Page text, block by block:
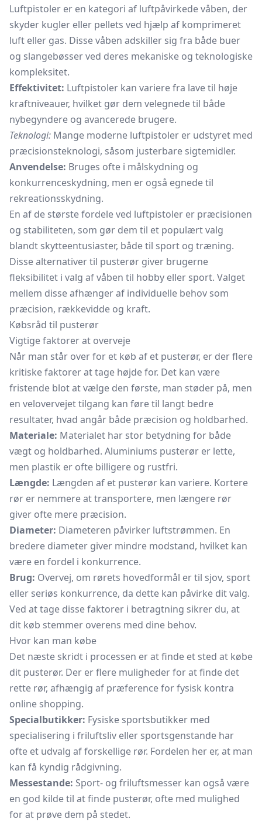
Luftpistoler er en kategori af luftpåvirkede våben, der
skyder kugler eller pellets ved hjælp af komprimeret
luft eller gas. Disse våben adskiller sig fra både buer
og slangebøsser ved deres mekaniske og teknologiske
kompleksitet.
Effektivitet: Luftpistoler kan variere fra lave til høje
kraftniveauer, hvilket gør dem velegnede til både
nybegyndere og avancerede brugere.
Teknologi: Mange moderne luftpistoler er udstyret med
præcisionsteknologi, såsom justerbare sigtemidler.
Anvendelse: Bruges ofte i målskydning og
konkurrenceskydning, men er også egnede til
rekreationsskydning.
En af de største fordele ved luftpistoler er præcisionen
og stabiliteten, som gør dem til et populært valg
blandt skytteentusiaster, både til sport og træning.
Disse alternativer til pusterør giver brugerne
fleksibilitet i valg af våben til hobby eller sport. Valget
mellem disse afhænger af individuelle behov som
præcision, rækkevidde og kraft.
Købsråd til pusterør
Vigtige faktorer at overveje
Når man står over for et køb af et pusterør, er der flere
kritiske faktorer at tage højde for. Det kan være
fristende blot at vælge den første, man støder på, men
en velovervejet tilgang kan føre til langt bedre
resultater, hvad angår både præcision og holdbarhed.
Materiale: Materialet har stor betydning for både
vægt og holdbarhed. Aluminiums pusterør er lette,
men plastik er ofte billigere og rustfri.
Længde: Længden af et pusterør kan variere. Kortere
rør er nemmere at transportere, men længere rør
giver ofte mere præcision.
Diameter: Diameteren påvirker luftstrømmen. En
bredere diameter giver mindre modstand, hvilket kan
være en fordel i konkurrence.
Brug: Overvej, om rørets hovedformål er til sjov, sport
eller seriøs konkurrence, da dette kan påvirke dit valg.
Ved at tage disse faktorer i betragtning sikrer du, at
dit køb stemmer overens med dine behov.
Hvor kan man købe
Det næste skridt i processen er at finde et sted at købe
dit pusterør. Der er flere muligheder for at finde det
rette rør, afhængig af præference for fysisk kontra
online shopping.
Specialbutikker: Fysiske sportsbutikker med
specialisering i friluftsliv eller sportsgenstande har
ofte et udvalg af forskellige rør. Fordelen her er, at man
kan få kyndig rådgivning.
Messestande: Sport- og friluftsmesser kan også være
en god kilde til at finde pusterør, ofte med mulighed
for at prøve dem på stedet.